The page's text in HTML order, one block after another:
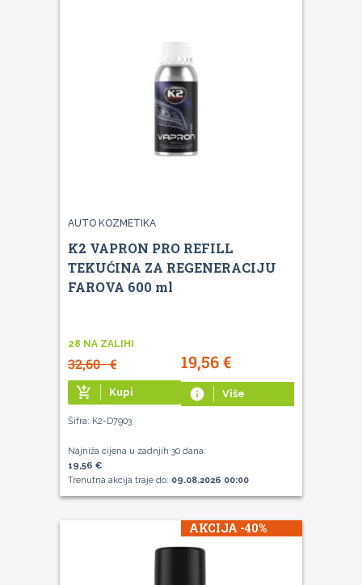
AUTO KOZMETIKA
K2 VAPRON PRO REFILL
TEKUĆINA ZA REGENERACIJU
FAROVA 600 ml
28 NA ZALIHI
32,60€ 19,56€
add_shopping_cart Kupi info Više
Šifra: K2-D7903
Najniža cijena u zadnjih 30 dana:
19,56 €
Trenutna akcija traje do: 09.08.2026 00:00
AKCIJA -40%